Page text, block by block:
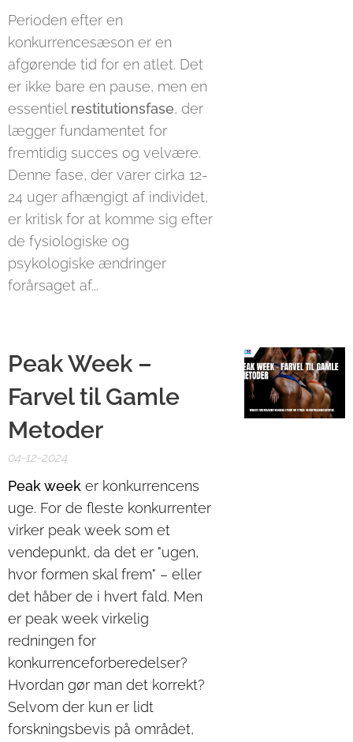
Perioden efter en
konkurrencesæson er en
afgørende tid for en atlet. Det
er ikke bare en pause, men en
essentiel restitutionsfase, der
lægger fundamentet for
fremtidig succes og velvære.
Denne fase, der varer cirka 12-
24 uger afhængigt af individet,
er kritisk for at komme sig efter
de fysiologiske og
psykologiske ændringer
forårsaget af...
Peak Week –
Farvel til Gamle
Metoder
04-12-2024
Peak week er konkurrencens
uge. For de fleste konkurrenter
virker peak week som et
vendepunkt, da det er "ugen,
hvor formen skal frem" – eller
det håber de i hvert fald. Men
er peak week virkelig
redningen for
konkurrenceforberedelser?
Hvordan gør man det korrekt?
Selvom der kun er lidt
forskningsbevis på området,